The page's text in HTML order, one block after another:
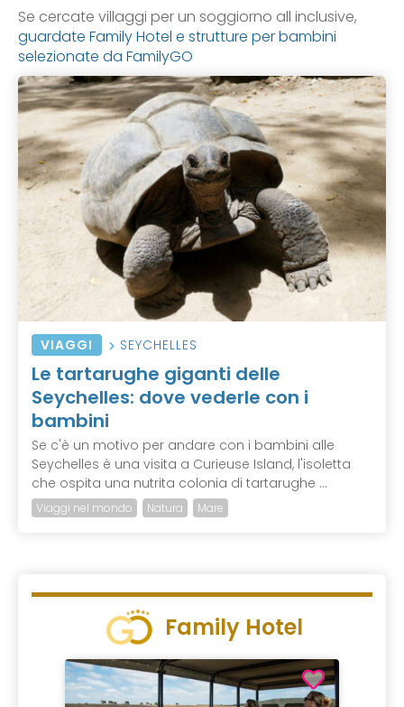
Se cercate villaggi per un soggiorno all inclusive,
guardate Family Hotel e strutture per bambini
selezionate da FamilyGO
VIAGGI SEYCHELLES
Le tartarughe giganti delle
Seychelles: dove vederle con i
bambini
Se c'è un motivo per andare con i bambini alle
Seychelles è una visita a Curieuse Island, l'isoletta
che ospita una nutrita colonia di tartarughe ...
Viaggi nel mondo Natura Mare
Family Hotel